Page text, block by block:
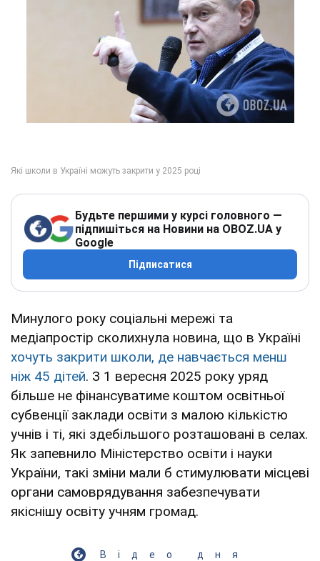
Будьте першими у курсі головного —
підпишіться на Новини на OBOZ.UA у
Google
Підписатися
Минулого року соціальні мережі та
медіапростір сколихнула новина, що в Україні
хочуть закрити школи, де навчається менш
ніж 45 дітей. З 1 вересня 2025 року уряд
більше не фінансуватиме коштом освітньої
субвенції заклади освіти з малою кількістю
учнів і ті, які здебільшого розташовані в селах.
Як запевнило Міністерство освіти і науки
України, такі зміни мали б стимулювати місцеві
органи самоврядування забезпечувати
якіснішу освіту учням громад.
Відео дня